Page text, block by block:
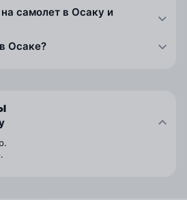
самолет в Осаку и
Осаке?